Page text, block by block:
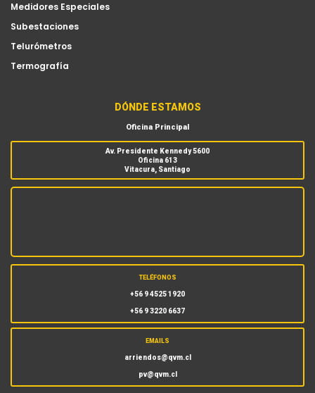
Medidores Especiales
Subestaciones
Telurómetros
Termografía
DÓNDE ESTAMOS
Oficina Principal
Av. Presidente Kennedy 5600
Oficina 613
Vitacura, Santiago
TELÉFONOS
+56 9 4525 1920
+56 9 3220 6637
EMAILS
arriendos@qvm.cl
pv@qvm.cl